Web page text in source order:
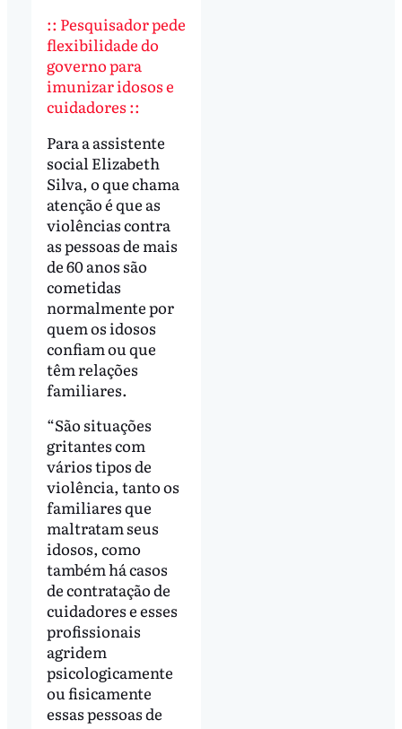
:: Pesquisador pede
flexibilidade do
governo para
imunizar idosos e
cuidadores ::
Para a assistente
social Elizabeth
Silva, o que chama
atenção é que as
violências contra
as pessoas de mais
de 60 anos são
cometidas
normalmente por
quem os idosos
confiam ou que
têm relações
familiares.
“São situações
gritantes com
vários tipos de
violência, tanto os
familiares que
maltratam seus
idosos, como
também há casos
de contratação de
cuidadores e esses
profissionais
agridem
psicologicamente
ou fisicamente
essas pessoas de